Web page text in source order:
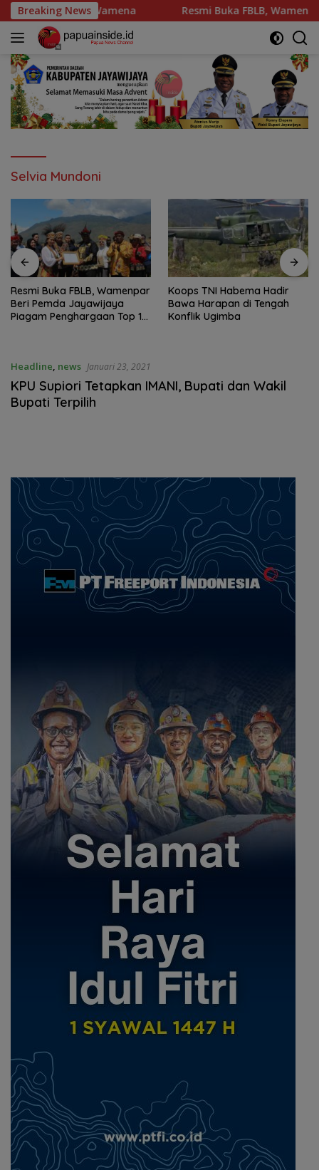
Langsung
ke
konten
Breaking NewsResmi Buka FBLB, Wamenpar Beri Pemda
Selvia Mundoni
Resmi Buka FBLB, Wamenpar
Beri Pemda Jayawijaya
Piagam Penghargaan Top 10
Koops TNI Habema Hadir
Bawa Harapan di Tengah
Konflik Ugimba
Headline, news Januari 23, 2021
KPU Supiori Tetapkan IMANI, Bupati dan Wakil
Bupati Terpilih